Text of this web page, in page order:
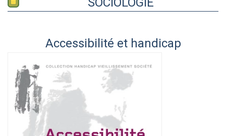
Accessibilité et handicap